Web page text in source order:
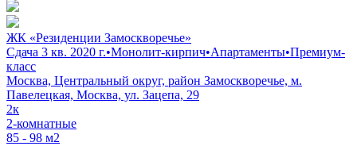
ЖК «Резиденции Замоскворечье»
Сдача 3 кв. 2020 г.•Монолит-кирпич•Апартаменты•Премиум-
класс
Москва, Центральный округ, район Замоскворечье, м.
Павелецкая, Москва, ул. Зацепа, 29
2к
2-комнатные
85 - 98 м2